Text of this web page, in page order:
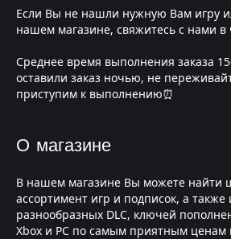
Если Вы не нашли нужную Вам игру
нашем магазине, свяжитесь с нами в
Среднее время выполнения заказа
оставили заказ ночью, не
приступим к выполнению⏰
О магазине
В нашем магазине Вы можете найти
ассортимент игр и подписок, а
разнообразных DLC, ключей
Xbox и PC по самым приятным ценам